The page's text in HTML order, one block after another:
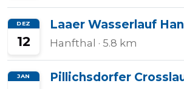
DEZ
12
Laaer Wasserlauf
Hanfthal · 5.8 km
JAN Pillichsdorfer